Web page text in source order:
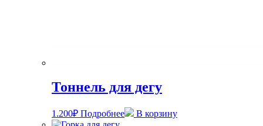
Тоннель для дегу
1.200₽ Подробнее В корзину